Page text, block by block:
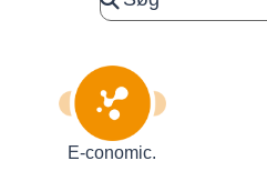
E-conomic.